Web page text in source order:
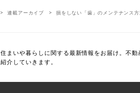
連載アーカイブ 損をしない「歯」のメンテナンス方
住まいや暮らしに関する最新情報をお届け。不
紹介していきます。